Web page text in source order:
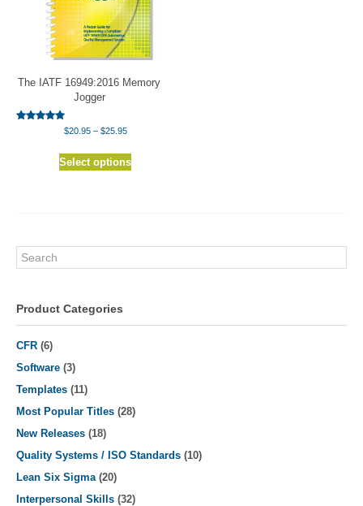
The IATF 16949:2016 Memory
Jogger
$20.95 – $25.95Price
$20.95
Select optionsproduct
may
Search
Product Categories
CFR (6)
Software (3)
Templates (11)
Most Popular Titles (28)
New Releases (18)
Quality Systems / ISO Standards (10)
Lean Six Sigma (20)
Interpersonal Skills (32)